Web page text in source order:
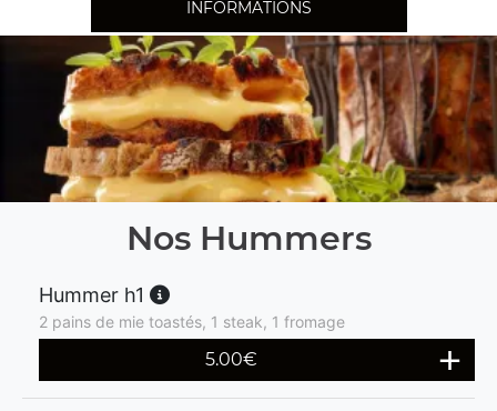
INFORMATIONS
Nos Hummers
Hummer h1
2 pains de mie toastés, 1 steak, 1 fromage
5.00€